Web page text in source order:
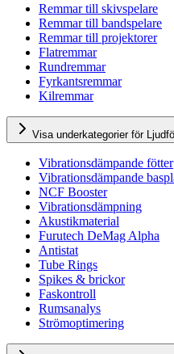
Remmar till skivspelare
Remmar till bandspelare
Remmar till projektorer
Flatremmar
Rundremmar
Fyrkantsremmar
Kilremmar
Visa underkategorier för
Vibrationsdämpande fötter
Vibrationsdämpande
NCF Booster
Vibrationsdämpning
Akustikmaterial
Furutech DeMag Alpha
Antistat
Tube Rings
Spikes & brickor
Faskontroll
Rumsanalys
Strömoptimering